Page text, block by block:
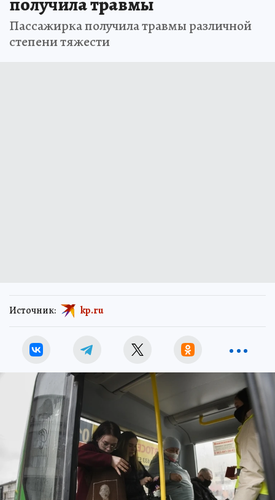
Пассажирка получила травмы различной
степени тяжести
Источник: kp.ru